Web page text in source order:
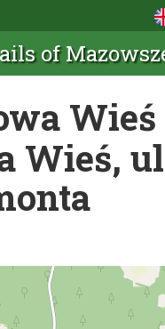
of
Wieś
Wieś,